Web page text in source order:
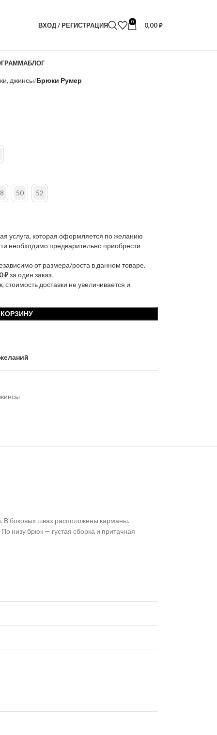
ВХОД / РЕГИСТРАЦИЯ 0 0,00₽
БЛОГ
джинсы Брюки Румер
50 52
услуга, которая оформляется по желанию
необходимо предварительно приобрести
от размера/роста в данном товаре.
₽за один заказ.
стоимость доставки не увеличивается и
КОРЗИНУ
В боковых швах расположены карманы.
низу брюк — густая сборка и притачная